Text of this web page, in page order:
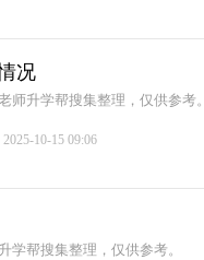
况
师升学帮搜集整理，仅供参考。
2025-10-15 09:06
学帮搜集整理，仅供参考。